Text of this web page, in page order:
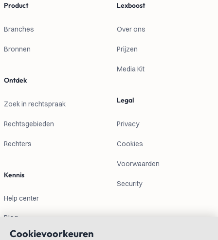
Product
Branches
Bronnen
Ontdek
Zoek in rechtspraak
Rechtsgebieden
Rechters
Kennis
Help center
Blog
Lexboost
Over ons
Prijzen
Media Kit
Legal
Privacy
Cookies
Voorwaarden
Security
Cookievoorkeuren